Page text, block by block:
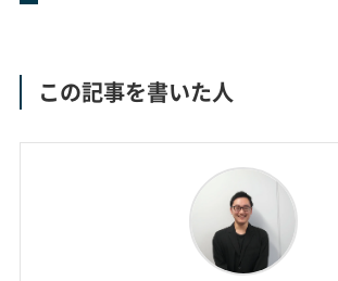
この記事を書いた人